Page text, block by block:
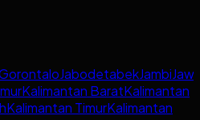
JabodetabekJambi
Kalimantan BaratKalimantan
Kalimantan TimurKalimantan